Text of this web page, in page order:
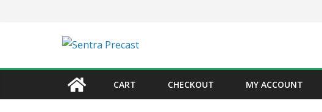
CART CHECKOUT MY ACCOUNT